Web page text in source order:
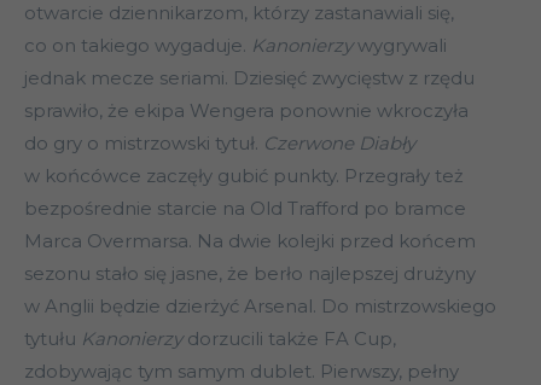
otwarcie dziennikarzom, którzy zastanawiali się,
co on takiego wygaduje. Kanonierzywygrywali
jednak mecze seriami. Dziesięć zwycięstw z rzędu
sprawiło, że ekipa Wengera ponownie wkroczyła
do gry o mistrzowski tytuł. Czerwone Diabły
w końcówce zaczęły gubić punkty. Przegrały też
bezpośrednie starcie na Old Trafford po bramce
Marca Overmarsa. Na dwie kolejki przed końcem
sezonu stało się jasne, że berło najlepszej drużyny
w Anglii będzie dzierżyć Arsenal. Do mistrzowskiego
tytułu Kanonierzydorzucili także FA Cup,
zdobywając tym samym dublet. Pierwszy, pełny